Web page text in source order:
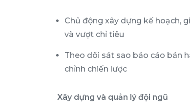
Chủ động xây dựng kế hoạch,
và vượt chỉ tiêu
Theo dõi sát sao báo cáo bán
chỉnh chiến lược
Xây dựng và quản lý đội ngũ